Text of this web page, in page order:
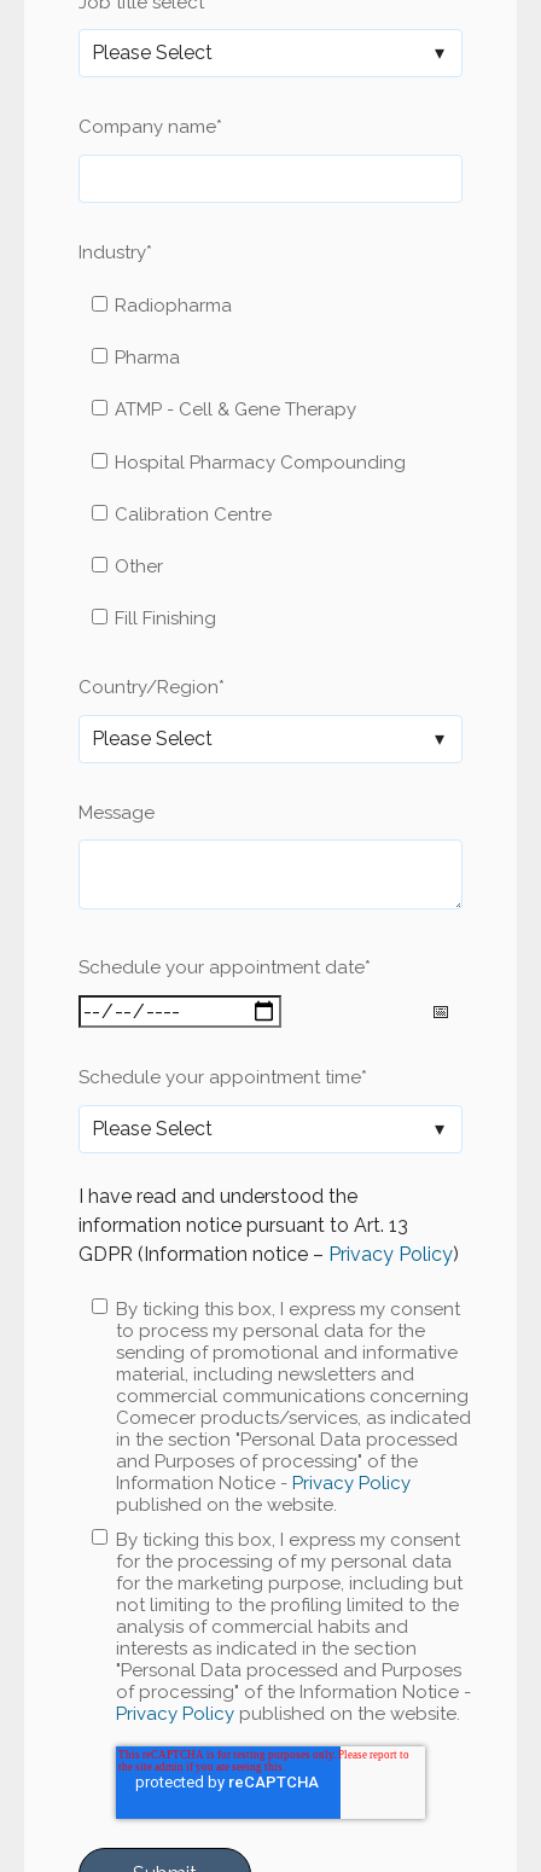
Company name*
Industry*
Radiopharma
Pharma
ATMP - Cell & Gene Therapy
Hospital Pharmacy Compounding
Calibration Centre
Other
Fill Finishing
Country/Region*
Message
Schedule your appointment date*
Schedule your appointment time*
I have read and understood the
information notice pursuant to Art. 13
GDPR (Information notice – Privacy Policy)
By ticking this box, I express my consent
to process my personal data for the
sending of promotional and informative
material, including newsletters and
commercial communications concerning
Comecer products/services, as indicated
in the section "Personal Data processed
and Purposes of processing" of the
Information Notice -Privacy Policy
published on the website.
By ticking this box, I express my consent
for the processing of my personal data
for the marketing purpose, including but
not limiting to the profiling limited to the
analysis of commercial habits and
interests as indicated in the section
"Personal Data processed and Purposes
of processing" of the Information Notice -
Privacy Policy published on the website.